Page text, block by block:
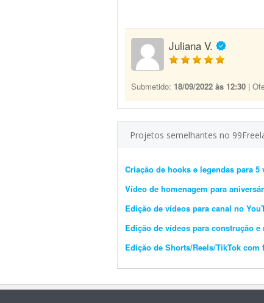
Juliana V.
Submetido: 18/09/2022 às 12:30 |
Projetos semelhantes no
Criação de hooks e legendas para
Vídeo de homenagem para
Edição de vídeos para canal no
Edição de vídeos para construção
Edição de Shorts/Reels/TikTok